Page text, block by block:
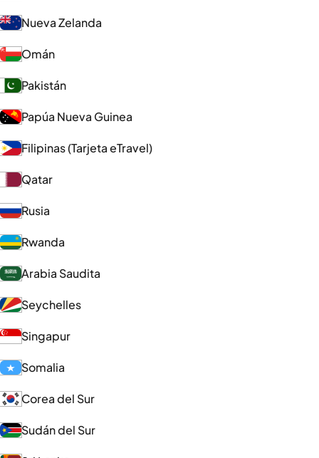
Nueva Zelanda
Omán
Pakistán
Papúa Nueva Guinea
Filipinas (Tarjeta eTravel)
Qatar
Rusia
Rwanda
Arabia Saudita
Seychelles
Singapur
Somalia
Corea del Sur
Sudán del Sur